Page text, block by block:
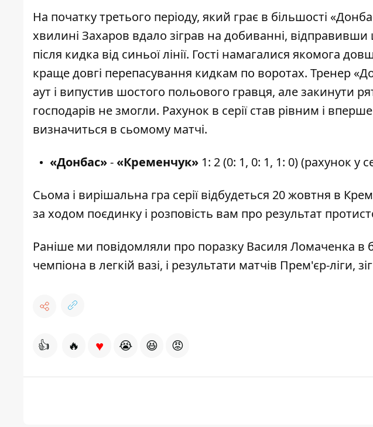
На початку третього періоду, який грає в більшості
хвилині Захаров вдало зіграв на добиванні,
після кидка від синьої лінії. Гості намагалися якомога
краще довгі перепасування кидкам по воротах. Тренер
аут і випустив шостого польового гравця, але закинути
господарів не змогли. Рахунок в серії став рівним і
визначиться в сьомому матчі.
«Донбас»-«Кременчук» 1: 2 (0: 1, 0: 1, 1: 0) (рахунок у
Сьома і вирішальна гра серії відбудеться 20 жовтня в
за ходом поєдинку і розповість вам про результат
Раніше ми повідомляли про поразку Василя Ломаченка в
чемпіона в легкій вазі, і результати матчів Прем'єр-ліги,
👍 🔥 ♥ 😭 😆 😡